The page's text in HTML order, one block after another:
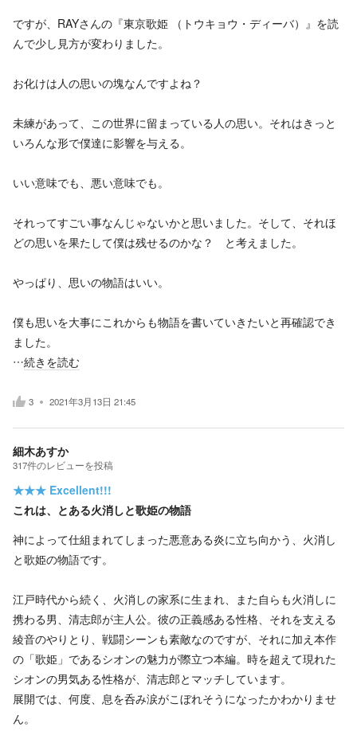
ですが、RAYさんの『東京歌姫 （トウキョウ・ディーバ）』を読
んで少し見方が変わりました。
お化けは人の思いの塊なんですよね？
未練があって、この世界に留まっている人の思い。それはきっと
いろんな形で僕達に影響を与える。
いい意味でも、悪い意味でも。
それってすごい事なんじゃないかと思いました。そして、それほ
どの思いを果たして僕は残せるのかな？ と考えました。
やっぱり、思いの物語はいい。
僕も思いを大事にこれからも物語を書いていきたいと再確認でき
ました。
…続きを読む
3 2021年3月13日 21:45
細木あすか
317件のレビューを投稿
★★★ Excellent!!!
これは、とある火消しと歌姫の物語
神によって仕組まれてしまった悪意ある炎に立ち向かう、火消し
と歌姫の物語です。
江戸時代から続く、火消しの家系に生まれ、また自らも火消しに
携わる男、清志郎が主人公。彼の正義感ある性格、それを支える
綾音のやりとり、戦闘シーンも素敵なのですが、それに加え本作
の「歌姫」であるシオンの魅力が際立つ本編。時を超えて現れた
シオンの男気ある性格が、清志郎とマッチしています。
展開では、何度、息を呑み涙がこぼれそうになったかわかりませ
ん。